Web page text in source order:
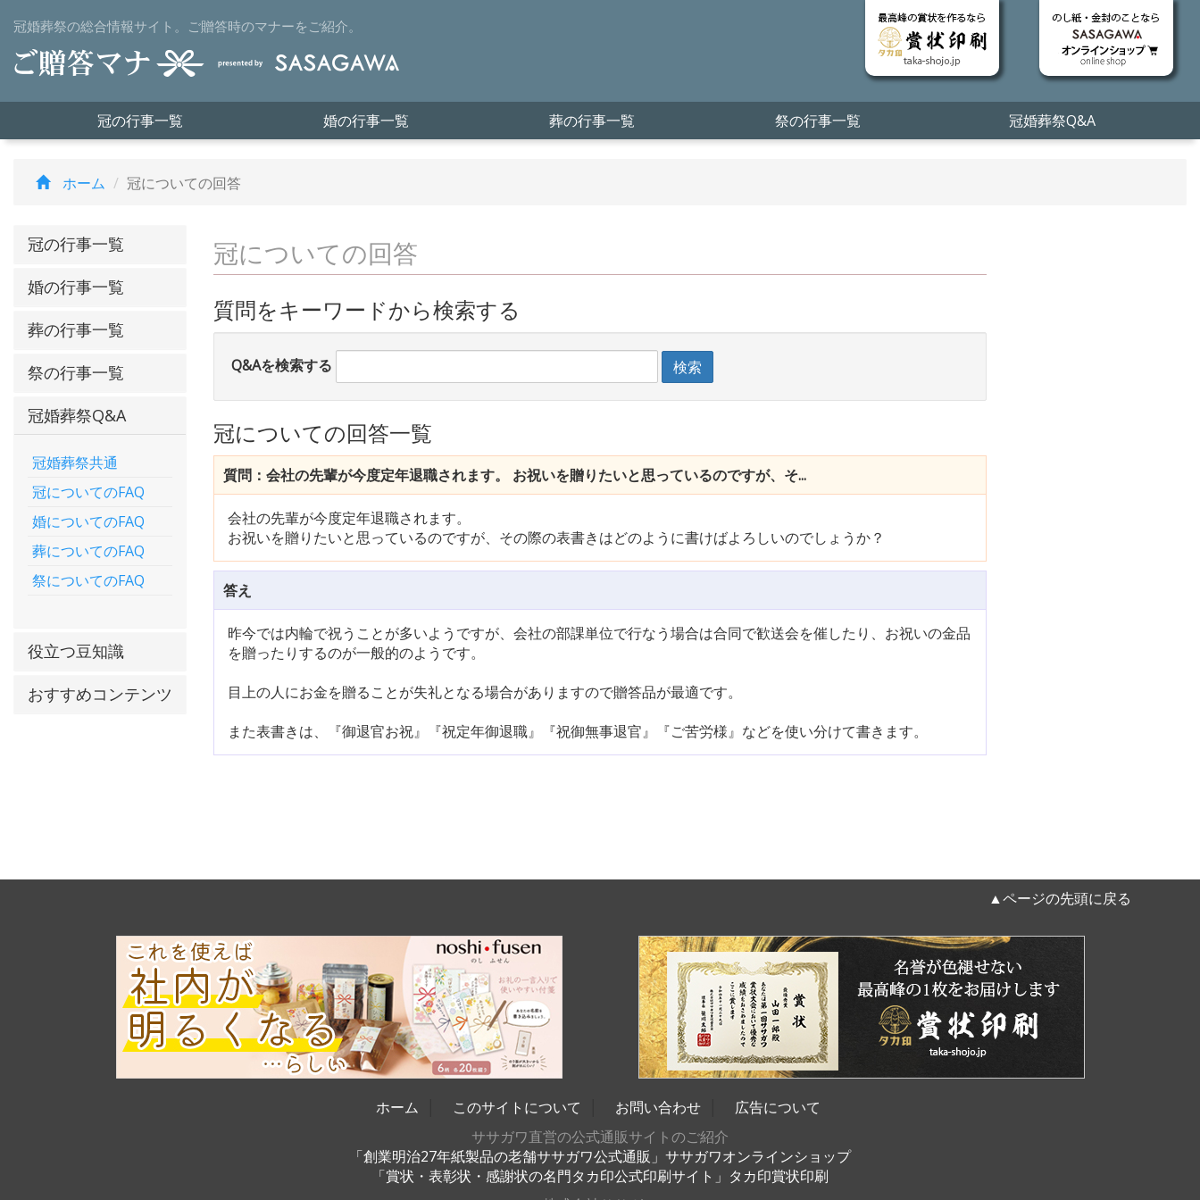
冠婚葬祭の総合情報サイト。ご贈答時のマナーをご紹介。
冠の行事一覧 婚の行事一覧 葬の行事一覧 祭の行事一覧 冠婚葬祭Q&A
ホーム 冠についての回答
冠の行事一覧
婚の行事一覧
葬の行事一覧
祭の行事一覧
冠婚葬祭Q&A
冠婚葬祭共通
冠についてのFAQ
婚についてのFAQ
葬についてのFAQ
祭についてのFAQ
役立つ豆知識
おすすめコンテンツ
冠についての回答
質問をキーワードから検索する
Q&Aを検索する
冠についての回答一覧
質問：会社の先輩が今度定年退職されます。 お祝いを贈りたいと思っているのですが、そ...
会社の先輩が今度定年退職されます。
お祝いを贈りたいと思っているのですが、その際の表書きはどのように書けばよろしいのでしょうか？
答え
昨今では内輪で祝うことが多いようですが、会社の部課単位で行なう場合は合同で歓送会を催したり、お祝いの金品
を贈ったりするのが一般的のようです。
目上の人にお金を贈ることが失礼となる場合がありますので贈答品が最適です。
また表書きは、『御退官お祝』『祝定年御退職』『祝御無事退官』『ご苦労様』などを使い分けて書きます。
▲ページの先頭に戻る
ホーム このサイトについて お問い合わせ
広告について
ササガワ直営の公式通販サイトのご紹介
「創業明治27年紙製品の老舗ササガワ公式通販」ササガワオンラインショップ
「賞状・表彰状・感謝状の名門タカ印公式印刷サイト」タカ印賞状印刷